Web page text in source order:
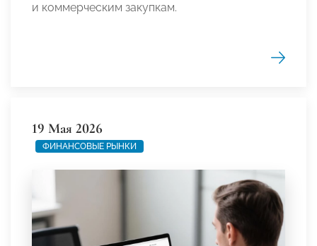
и коммерческим закупкам.
19 Мая 2026
ФИНАНСОВЫЕ РЫНКИ